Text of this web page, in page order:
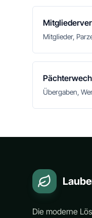
Mitglieder,
Übergaben,
Die moderne